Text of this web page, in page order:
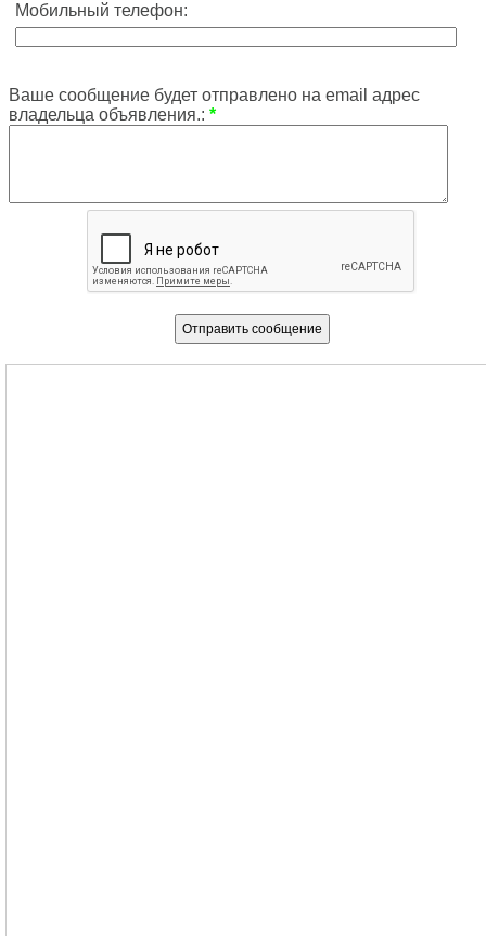
Мобильный телефон:
Ваше сообщение будет отправлено на email адрес
владельца объявления.: *